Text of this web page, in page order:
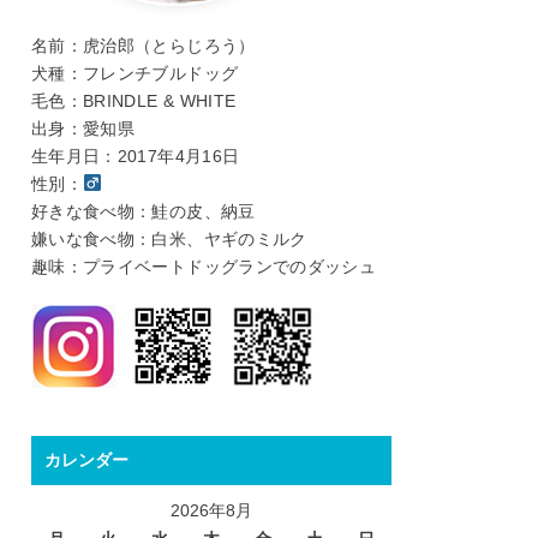
名前：虎治郎（とらじろう）
犬種：フレンチブルドッグ
毛色：BRINDLE & WHITE
出身：愛知県
生年月日：2017年4月16日
性別：
好きな食べ物：鮭の皮、納豆
嫌いな食べ物：白米、ヤギのミルク
趣味：プライベートドッグランでのダッシュ
カレンダー
2026年8月